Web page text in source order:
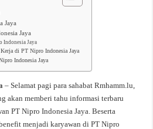
Jaya
Jaya
Indonesia Jaya
di PT Nipro Indonesia Jaya
Indonesia Jaya
– Selamat pagi para sahabat Rmhamm.lu,
akan memberi tahu informasi terbaru
PT Nipro Indonesia Jaya. Beserta
menjadi karyawan di PT Nipro